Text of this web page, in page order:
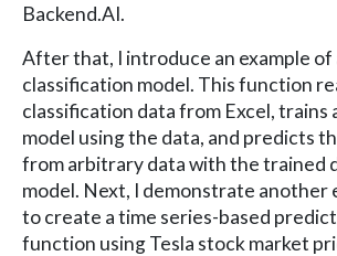
Backend.AI.
After that, I introduce an example
classification model. This function
classification data from Excel, trains
model using the data, and predicts
from arbitrary data with the trained
model. Next, I demonstrate another
to create a time series-based
function using Tesla stock market